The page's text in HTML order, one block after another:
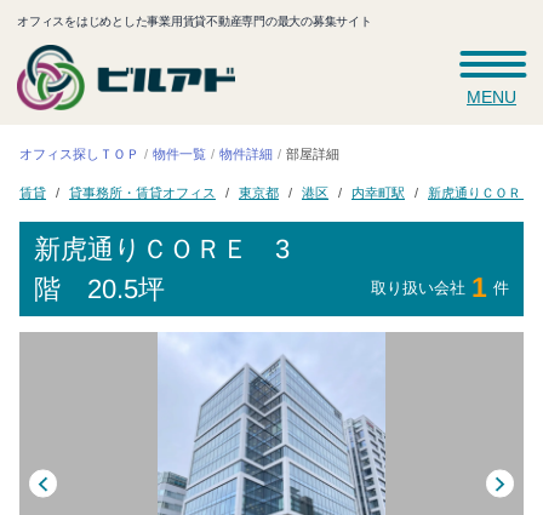
オフィスをはじめとした事業用賃貸不動産専門の最大の募集サイト
MENU
オフィス探しＴＯＰ 物件一覧 物件詳細 部屋詳細
賃貸 貸事務所・賃貸オフィス 東京都 港区 内幸町駅 新虎通りＣＯＲＥ
新虎通りＣＯＲＥ 3
階 20.5坪 取り扱い会社 1 件